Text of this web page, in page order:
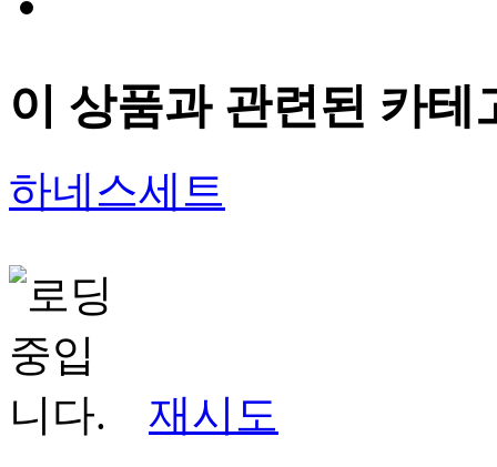
이 상품과 관련된 카테
하네스세트
재시도